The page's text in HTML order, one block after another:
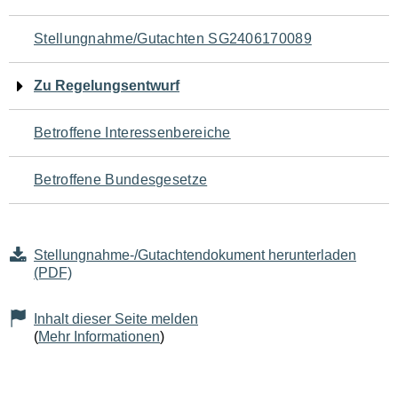
Navigation
für
den
Seiteninhalt
Stellungnahme/Gutachten SG2406170089
Zu Regelungsentwurf
Betroffene Interessenbereiche
Betroffene Bundesgesetze
Stellungnahme-/Gutachtendokument herunterladen
(PDF)
Inhalt dieser Seite melden
(Mehr Informationen)